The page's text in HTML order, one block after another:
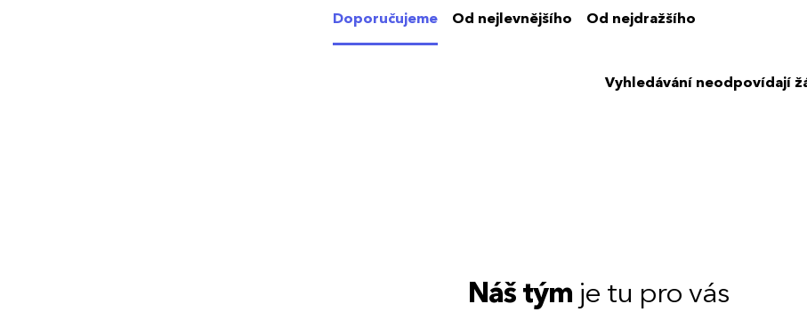
Doporučujeme Od nejlevnějšího Od nejdražšího
Vyhledávání neodpovídají
Náš tým je tu pro vás